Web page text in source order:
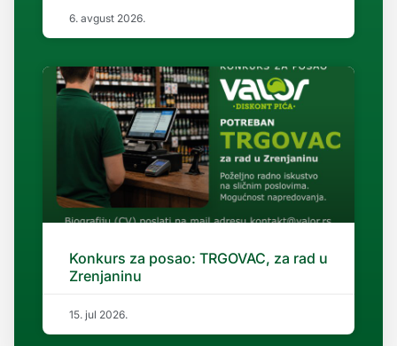
6. avgust 2026.
Konkurs za posao: TRGOVAC, za rad u
Zrenjaninu
15. jul 2026.